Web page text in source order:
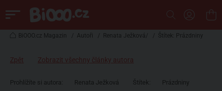
BiOOO.cz Magazin / Autoři / Renata Ježková/ / Štítek: Prázdniny
Zpět Zobrazit všechny články autora
Prohlížíte si autora: Renata Ježková Štítek: Prázdniny